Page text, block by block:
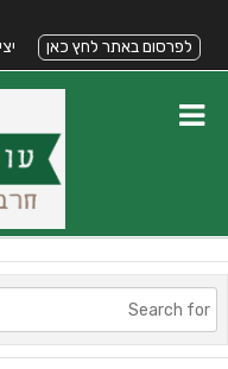
לפרסום באתר לחץ כאן